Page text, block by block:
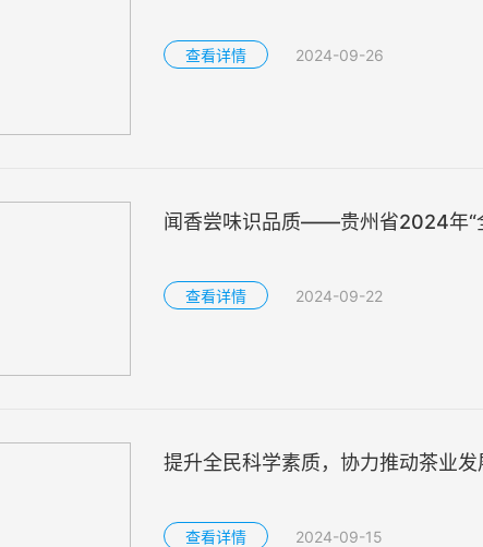
查看详情 2024-09-26
闻香尝味识品质——贵州省2024年“
查看详情 2024-09-22
提升全民科学素质，协力推动茶业
查看详情 2024-09-15